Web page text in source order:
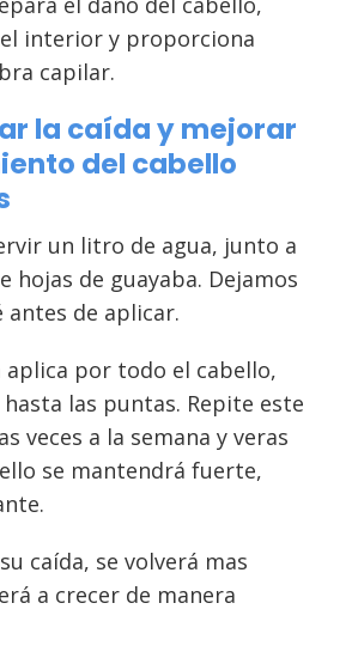
interior y proporciona
capilar.
la caída y mejorar
del cabello
un litro de agua, junto a
hojas de guayaba. Dejamos
antes de aplicar.
aplica por todo el cabello,
las puntas. Repite este
veces a la semana y veras
se mantendrá fuerte,
caída, se volverá mas
a crecer de manera